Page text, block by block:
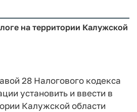
на территории Калужской
28 Налогового кодекса
установить и ввести в
Калужской области